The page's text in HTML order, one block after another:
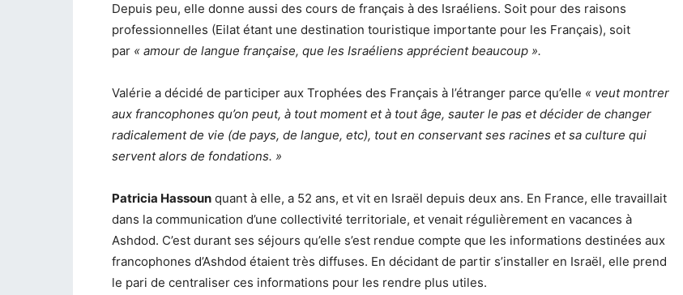
Depuis peu, elle donne aussi des cours de français à des Israéliens. Soit pour des raisons
professionnelles (Eilat étant une destination touristique importante pour les Français), soit
par « amour de langue française, que les Israéliens apprécient beaucoup ».
Valérie a décidé de participer aux Trophées des Français à l’étranger parce qu’elle « veut montrer
aux francophones qu’on peut, à tout moment et à tout âge, sauter le pas et décider de changer
radicalement de vie (de pays, de langue, etc), tout en conservant ses racines et sa culture qui
servent alors de fondations. »
Patricia Hassoun quant à elle, a 52 ans, et vit en Israël depuis deux ans. En France, elle travaillait
dans la communication d’une collectivité territoriale, et venait régulièrement en vacances à
Ashdod. C’est durant ses séjours qu’elle s’est rendue compte que les informations destinées aux
francophones d’Ashdod étaient très diffuses. En décidant de partir s’installer en Israël, elle prend
le pari de centraliser ces informations pour les rendre plus utiles.